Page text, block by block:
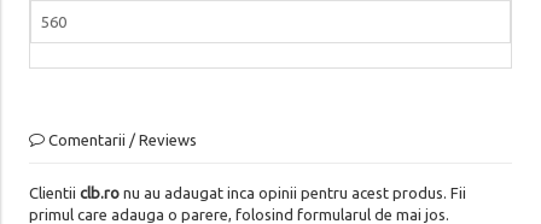
560
Comentarii / Reviews
Clientii clb.ronu au adaugat inca opinii pentru acest produs. Fii
primul care adauga o parere, folosind formularul de mai jos.